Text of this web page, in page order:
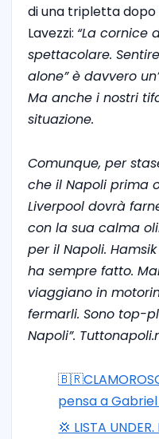
di una tripletta dopo
Lavezzi: “La cornice
spettacolare.
alone” è davvero
Ma anche i nostri
situazione.
Comunque, per
che il Napoli prima
Liverpool dovrà
con la sua calma
per il Napoli.
ha sempre fatto.
viaggiano in
fermarli. Sono top-
Napoli”.
pensa a Gabriel
💢 LISTA